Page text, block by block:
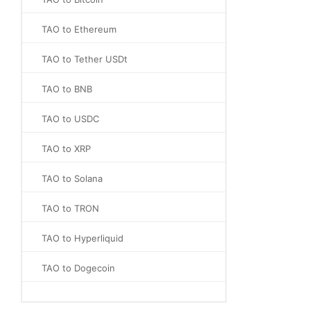
TAO to Ethereum
TAO to Tether USDt
TAO to BNB
TAO to USDC
TAO to XRP
TAO to Solana
TAO to TRON
TAO to Hyperliquid
TAO to Dogecoin